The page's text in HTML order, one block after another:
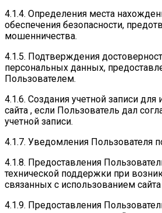
4.1.4. Определения места
обеспечения безопасности,
мошенничества.
4.1.5. Подтверждения
персональных данных,
Пользователем.
4.1.6. Создания учетной записи для
сайта , если Пользователь дал
учетной записи.
4.1.7. Уведомления Пользователя
4.1.8. Предоставления
технической поддержки при
связанных с использованием сайта
4.1.9. Предоставления